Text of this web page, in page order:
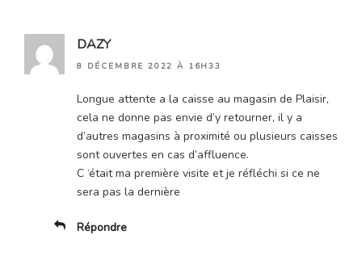
DAZY
8 DÉCEMBRE 2022 À 16H33
Longue attente a la caisse au magasin de Plaisir,
cela ne donne pas envie d’y retourner, il y a
d’autres magasins à proximité ou plusieurs caisses
sont ouvertes en cas d’affluence.
C ‘était ma première visite et je réfléchi si ce ne
sera pas la dernière
Répondre